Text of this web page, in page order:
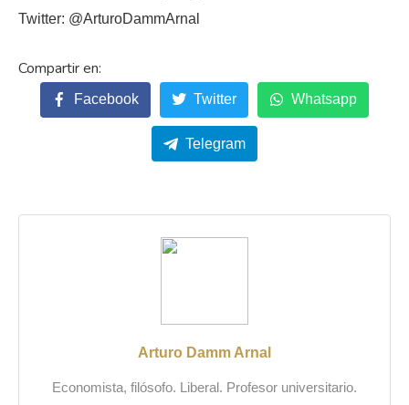
Twitter: @ArturoDammArnal
Facebook Twitter Whatsapp
Telegram
Arturo Damm Arnal
Economista, filósofo. Liberal. Profesor universitario.